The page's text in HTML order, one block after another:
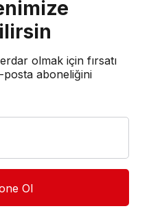
olmak için fırsatı
posta aboneliğini